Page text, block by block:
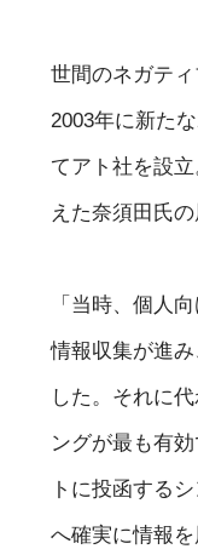
世間のネガティ
2003年に新た
てアト社を設
えた奈須田氏の
「当時、個人
情報収集が進
した。それに
ングが最も有
トに投函する
へ確実に情報